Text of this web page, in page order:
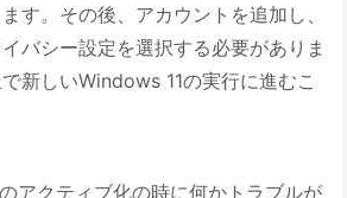
す。その後、アカウントを追加し、
バシー設定を選択する必要がありま
新しいWindows 11の実行に進むこ
アクティブ化の時に何かトラブルが